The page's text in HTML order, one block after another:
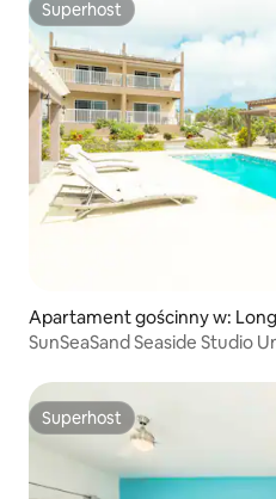
Superhost
Superhost
Apartament gościnny w: Long
SunSeaSand Seaside Studio
Superhost
Superhost